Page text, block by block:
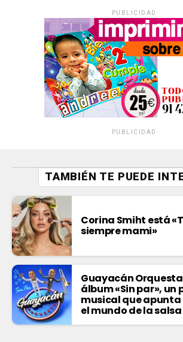
PUBLICIDAD
PUBLICIDAD
TAMBIÉN TE PUEDE
Corina Smiht está
siempre mami»
Guayacán
álbum «Sin par», un
musical que apunta
el mundo de la salsa